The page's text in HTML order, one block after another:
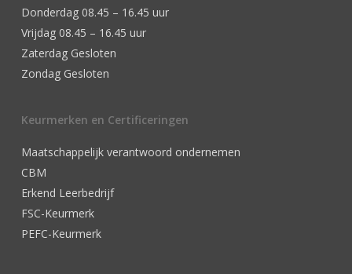
Donderdag 08.45 – 16.45 uur
Vrijdag 08.45 – 16.45 uur
Zaterdag Gesloten
Zondag Gesloten
Keurmerken en Certificeringen
Maatschappelijk verantwoord ondernemen
CBM
Erkend Leerbedrijf
FSC-Keurmerk
PEFC-Keurmerk